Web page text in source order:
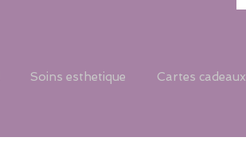
Soins esthetique Cartes cadeaux